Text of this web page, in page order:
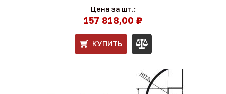
Цена за шт.:
157 818,00 ₽
КУПИТЬ